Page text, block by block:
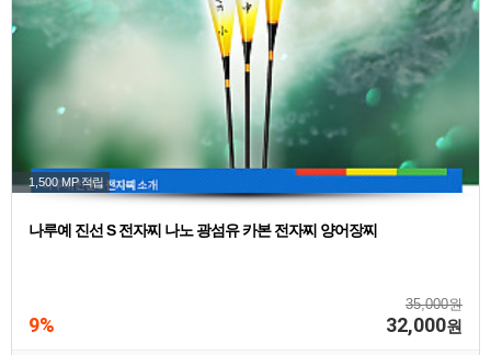
1,500 MP적립
나루예 진선 S 전자찌 나노 광섬유 카본 전자찌 양어장찌
35,000원
9% 32,000원